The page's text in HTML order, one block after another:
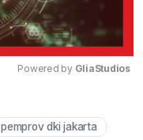
Powered by GliaStudios
pemprov dki jakarta